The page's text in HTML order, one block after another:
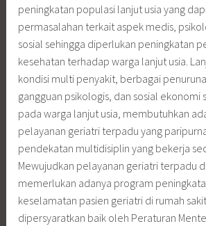
peningkatan populasi lanjut usia yang
permasalahan terkait aspek medis,
sosial sehingga diperlukan peningkatan
kesehatan terhadap warga lanjut usia.
kondisi multi penyakit, berbagai
gangguan psikologis, dan sosial ekonomi
pada warga lanjut usia, membutuhkan
pelayanan geriatri terpadu yang
pendekatan multidisiplin yang bekerja
Mewujudkan pelayanan geriatri terpadu
memerlukan adanya program
keselamatan pasien geriatri di rumah
dipersyaratkan baik oleh Peraturan